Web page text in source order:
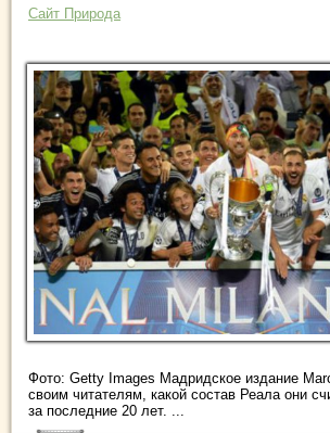
Сайт Природа
Фото: Getty Images Мадридское издание
своим читателям, какой состав Реала они
за последние 20 лет. ...